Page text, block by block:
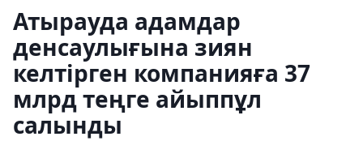
Атырауда адамдар
денсаулығына зиян
келтірген компанияға 37
млрд теңге айыппұл
салынды